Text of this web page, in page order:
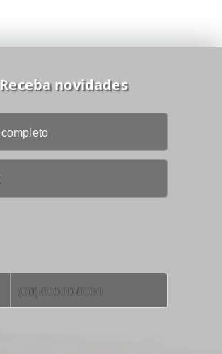
Receba novidades